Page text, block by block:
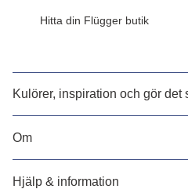
Hitta din Flügger butik
Kulörer, inspiration och gör det
Om
Hjälp & information